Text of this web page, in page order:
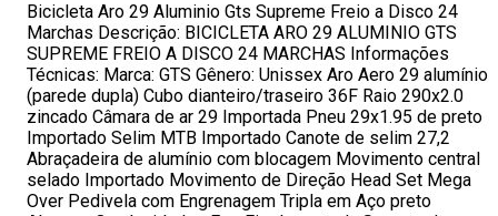
Bicicleta Aro 29 Aluminio Gts Supreme Freio a Disco 24
Marchas Descrição: BICICLETA ARO 29 ALUMINIO GTS
SUPREME FREIO A DISCO 24 MARCHAS Informações
Técnicas: Marca: GTS Gênero: Unissex Aro Aero 29 alumínio
(parede dupla) Cubo dianteiro/traseiro 36F Raio 290x2.0
zincado Câmara de ar 29 Importada Pneu 29x1.95 de preto
Importado Selim MTB Importado Canote de selim 27,2
Abraçadeira de alumínio com blocagem Movimento central
selado Importado Movimento de Direção Head Set Mega
Over Pedivela com Engrenagem Tripla em Aço preto